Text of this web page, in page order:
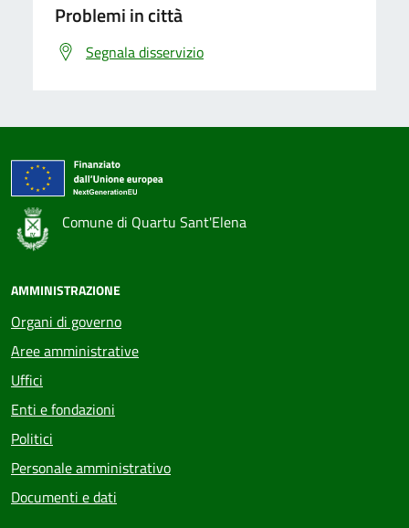
Problemi in città
Segnala disservizio
Comune di Quartu Sant'Elena
AMMINISTRAZIONE
Organi di governo
Aree amministrative
Uffici
Enti e fondazioni
Politici
Personale amministrativo
Documenti e dati